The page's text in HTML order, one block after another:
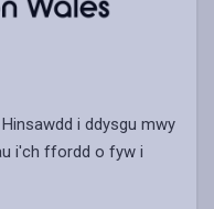
i ddysgu mwy
i'ch ffordd o fyw i